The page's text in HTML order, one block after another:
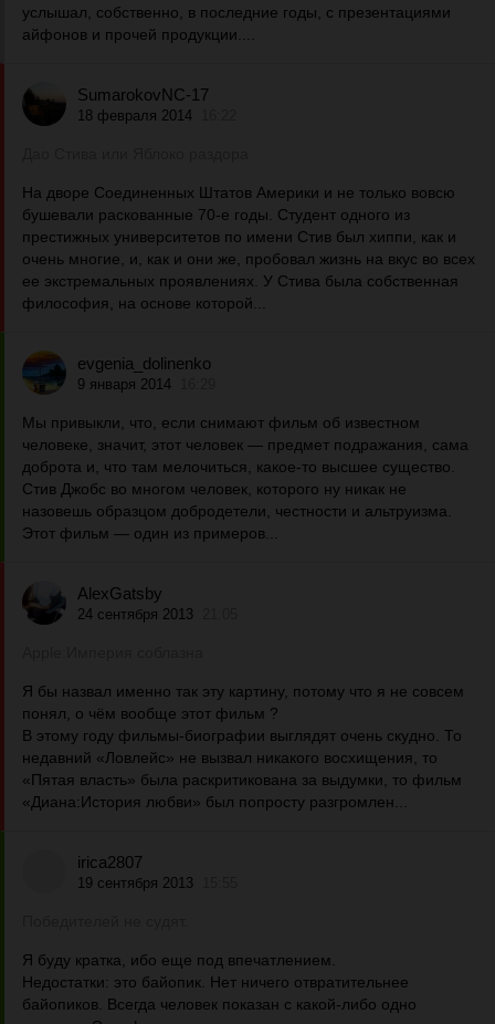
услышал, собственно, в последние годы, с презентациями
айфонов и прочей продукции....
SumarokovNC-17
18 февраля 2014
На дворе Соединенных Штатов Америки и не только вовсю
бушевали раскованные 70-е годы. Студент одного из
престижных университетов по имени Стив был хиппи, как и
очень многие, и, как и они же, пробовал жизнь на вкус во всех
ее экстремальных проявлениях. У Стива была собственная
философия, на основе которой...
evgenia_dolinenko
9 января 2014
Мы привыкли, что, если снимают фильм об известном
человеке, значит, этот человек — предмет подражания, сама
доброта и, что там мелочиться, какое-то высшее существо.
Стив Джобс во многом человек, которого ну никак не
назовешь образцом добродетели, честности и альтруизма.
Этот фильм — один из примеров...
AlexGatsby
24 сентября 2013
Я бы назвал именно так эту картину, потому что я не совсем
понял, о чём вообще этот фильм ?
В этому году фильмы-биографии выглядят очень скудно. То
недавний «Ловлейс» не вызвал никакого восхищения, то
«Пятая власть» была раскритикована за выдумки, то фильм
«Диана:История любви» был попросту разгромлен...
irica2807
19 сентября 2013
Я буду кратка, ибо еще под впечатлением.
Недостатки: это байопик. Нет ничего отвратительнее
байопиков. Всегда человек показан с какой-либо одно